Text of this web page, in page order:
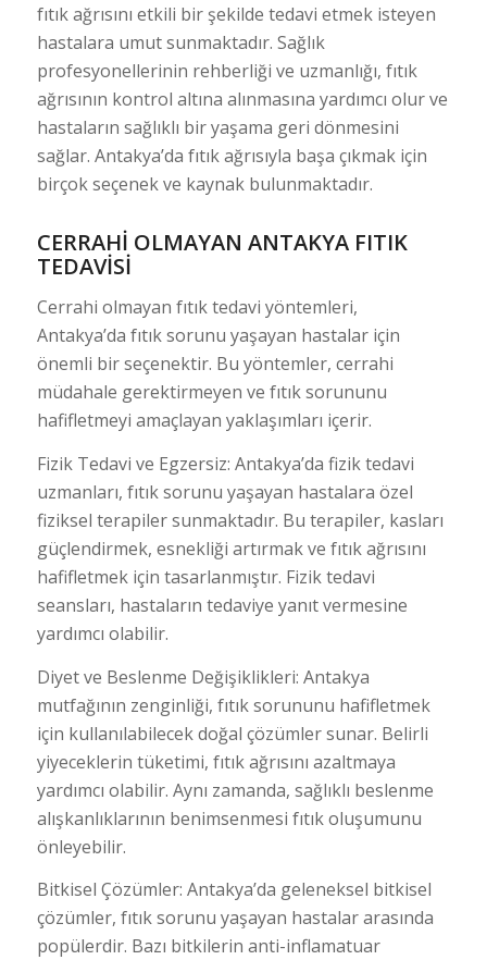
fıtık ağrısını etkili bir şekilde tedavi etmek isteyen
hastalara umut sunmaktadır. Sağlık
profesyonellerinin rehberliği ve uzmanlığı, fıtık
ağrısının kontrol altına alınmasına yardımcı olur ve
hastaların sağlıklı bir yaşama geri dönmesini
sağlar. Antakya’da fıtık ağrısıyla başa çıkmak için
birçok seçenek ve kaynak bulunmaktadır.
CERRAHI OLMAYAN ANTAKYA FITIK
TEDAVISI
Cerrahi olmayan fıtık tedavi yöntemleri,
Antakya’da fıtık sorunu yaşayan hastalar için
önemli bir seçenektir. Bu yöntemler, cerrahi
müdahale gerektirmeyen ve fıtık sorununu
hafifletmeyi amaçlayan yaklaşımları içerir.
Fizik Tedavi ve Egzersiz: Antakya’da fizik tedavi
uzmanları, fıtık sorunu yaşayan hastalara özel
fiziksel terapiler sunmaktadır. Bu terapiler, kasları
güçlendirmek, esnekliği artırmak ve fıtık ağrısını
hafifletmek için tasarlanmıştır. Fizik tedavi
seansları, hastaların tedaviye yanıt vermesine
yardımcı olabilir.
Diyet ve Beslenme Değişiklikleri: Antakya
mutfağının zenginliği, fıtık sorununu hafifletmek
için kullanılabilecek doğal çözümler sunar. Belirli
yiyeceklerin tüketimi, fıtık ağrısını azaltmaya
yardımcı olabilir. Aynı zamanda, sağlıklı beslenme
alışkanlıklarının benimsenmesi fıtık oluşumunu
önleyebilir.
Bitkisel Çözümler: Antakya’da geleneksel bitkisel
çözümler, fıtık sorunu yaşayan hastalar arasında
popülerdir. Bazı bitkilerin anti-inflamatuar